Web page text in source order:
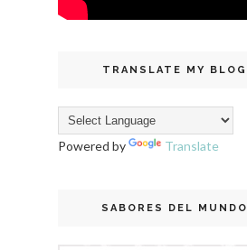
TRANSLATE MY BLOG
Powered by Translate
SABORES DEL MUNDO